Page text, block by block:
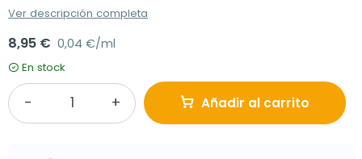
Ver descripción completa
8,95 € 0,04 €/ml
En stock
Añadir al carrito